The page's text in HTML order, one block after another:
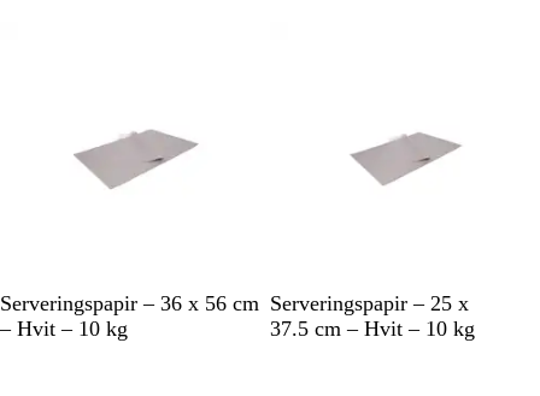
H
v
Serveringspapir – 36 x 56 cm
– Hvit – 10 kg
H
v
Serveringspapir – 25 x
37.5 cm – Hvit – 10 kg